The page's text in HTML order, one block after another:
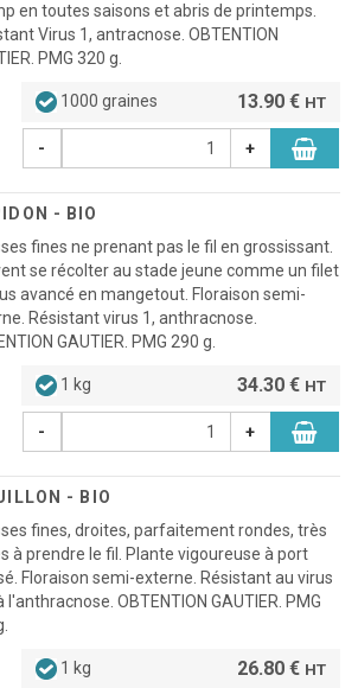
en toutes saisons et abris de printemps.
Virus 1, antracnose. OBTENTION
PMG 320 g.
1000 graines 13.90 € HT
- +
- BIO
fines ne prenant pas le fil en grossissant.
se récolter au stade jeune comme un filet
avancé en mangetout. Floraison semi-
Résistant virus 1, anthracnose.
GAUTIER. PMG 290 g.
1 kg 34.30 € HT
- +
- BIO
fines, droites, parfaitement rondes, très
à prendre le fil. Plante vigoureuse à port
Floraison semi-externe. Résistant au virus
l'anthracnose. OBTENTION GAUTIER. PMG
1 kg 26.80 € HT